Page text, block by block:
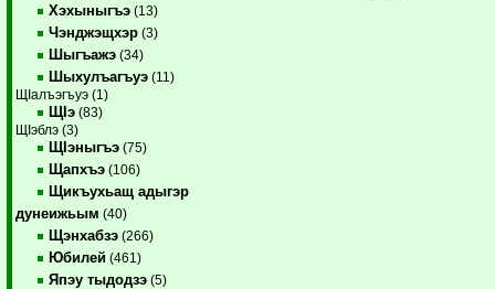
Хэхыныгъэ (13)
Чэнджэщхэр (3)
Шыгъажэ (34)
Шыхулъагъуэ (11)
ЩIалъэгъуэ (1)
ЩIэ (83)
ЩIэблэ (3)
ЩIэныгъэ (75)
Щапхъэ (106)
Щикъухьащ адыгэр
дунеижьым (40)
Щэнхабзэ (266)
Юбилей (461)
Япэу тыдодзэ (5)